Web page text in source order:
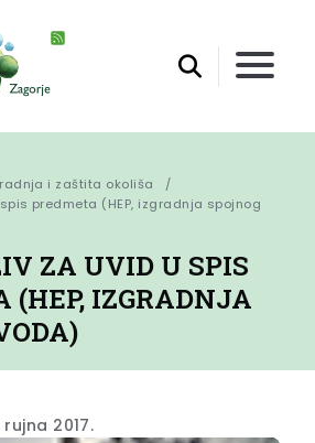
i zaštita okoliša
predmeta (HEP, izgradnja spojnog
ZA UVID U SPIS
(HEP, IZGRADNJA
2017.